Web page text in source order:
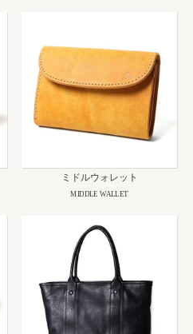
ミドルウォレット
MIDDLE WALLET